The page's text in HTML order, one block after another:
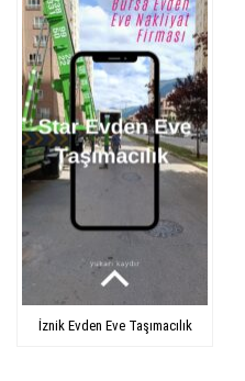
İznik Evden Eve Taşımacılık